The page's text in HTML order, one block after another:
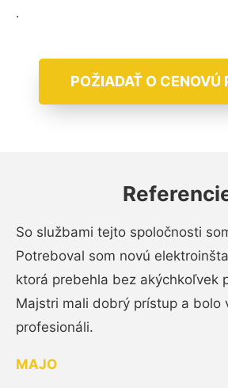
.
POŽIADAŤ O CENOVÚ
So službami tejto spoločnosti
Potreboval som novú
ktorá prebehla bez akýchkoľvek
Majstri mali dobrý prístup a bolo
profesionáli.
MAJO